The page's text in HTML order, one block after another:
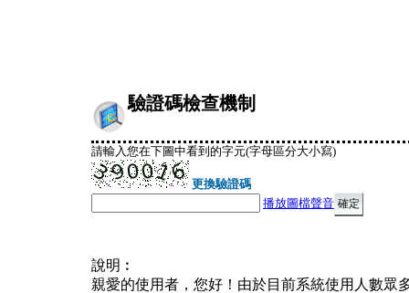
驗證碼檢查機制
請輸入您在下圖中看到的字元(字母區分大小寫)
更換驗證碼
播放圖檔聲音
說明︰
親愛的使用者，您好！由於目前系統使用人數眾